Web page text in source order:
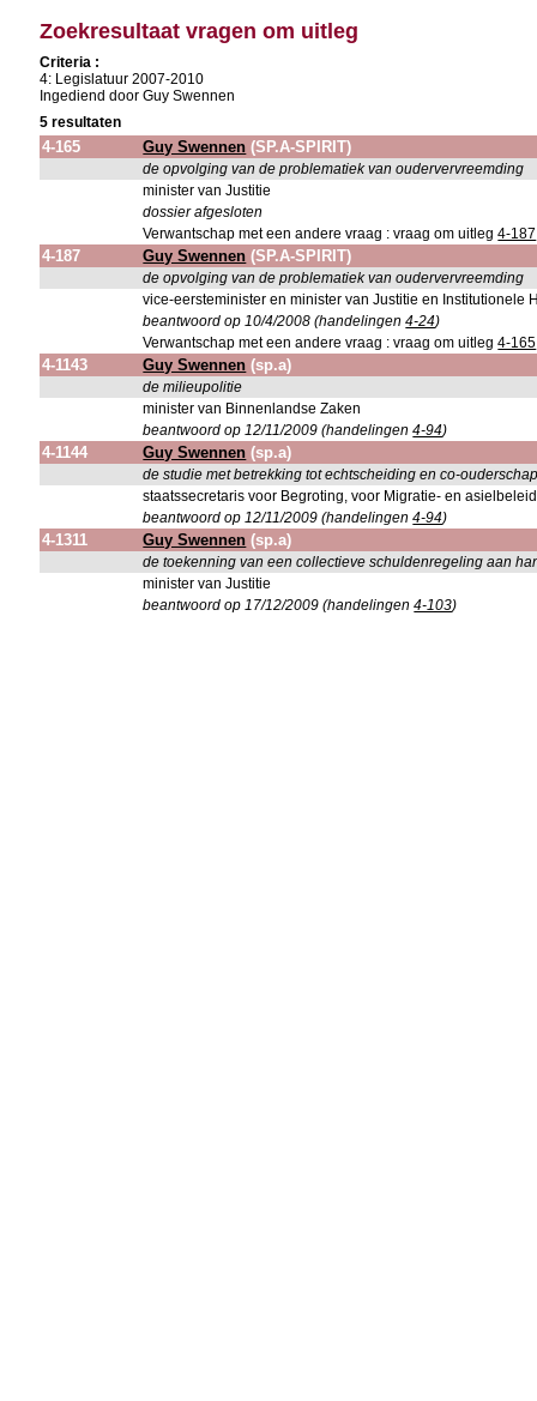
Zoekresultaat vragen om uitleg
Criteria :
4: Legislatuur 2007-2010
Ingediend door Guy Swennen
5 resultaten
4-165 Guy Swennen (SP.A-SPIRIT)
de opvolging van de problematiek van oudervervreemding
minister van Justitie
dossier afgesloten
Verwantschap met een andere vraag : vraag om uitleg4-187
4-187 Guy Swennen (SP.A-SPIRIT)
de opvolging van de problematiek van oudervervreemding
vice-eersteminister en minister van Justitie en Institutionele
beantwoord op 10/4/2008 (handelingen4-24)
Verwantschap met een andere vraag : vraag om uitleg4-165
4-1143 Guy Swennen (sp.a)
de milieupolitie
minister van Binnenlandse Zaken
beantwoord op 12/11/2009 (handelingen4-94)
4-1144 Guy Swennen (sp.a)
de studie met betrekking tot echtscheiding en co-
staatssecretaris voor Begroting, voor Migratie- en
beantwoord op 12/11/2009 (handelingen4-94)
4-1311 Guy Swennen (sp.a)
de toekenning van een collectieve schuldenregeling aan
minister van Justitie
beantwoord op 17/12/2009 (handelingen4-103)